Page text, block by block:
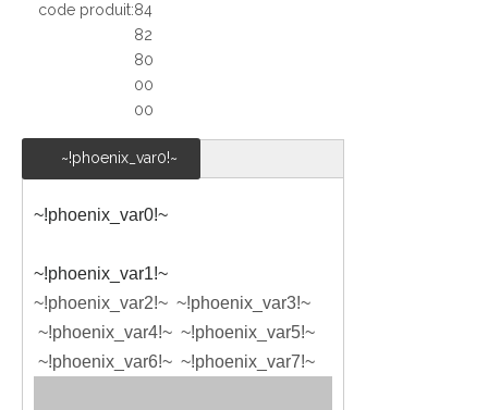
code produit:84
82
80
00
00
~!phoenix_var0!~
~!phoenix_var0!~
~!phoenix_var1!~
~!phoenix_var2!~ ~!phoenix_var3!~
~!phoenix_var4!~ ~!phoenix_var5!~
~!phoenix_var6!~ ~!phoenix_var7!~